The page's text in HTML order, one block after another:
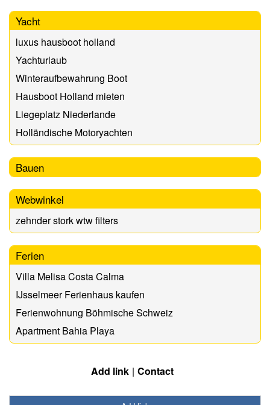
Yacht
luxus hausboot holland
Yachturlaub
Winteraufbewahrung Boot
Hausboot Holland mieten
Liegeplatz Niederlande
Holländische Motoryachten
Bauen
Webwinkel
zehnder stork wtw filters
Ferien
Villa Melisa Costa Calma
IJsselmeer Ferienhaus kaufen
Ferienwohnung Böhmische Schweiz
Apartment Bahia Playa
Add link Contact